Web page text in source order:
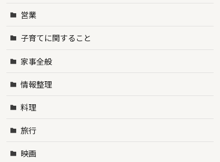
営業
子育てに関すること
家事全般
情報整理
料理
旅行
映画